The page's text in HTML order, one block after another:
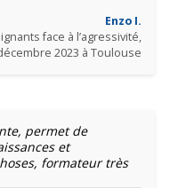
Enzo I.
face à l’agressivité,
2023 à Toulouse
permet de
et
formateur très